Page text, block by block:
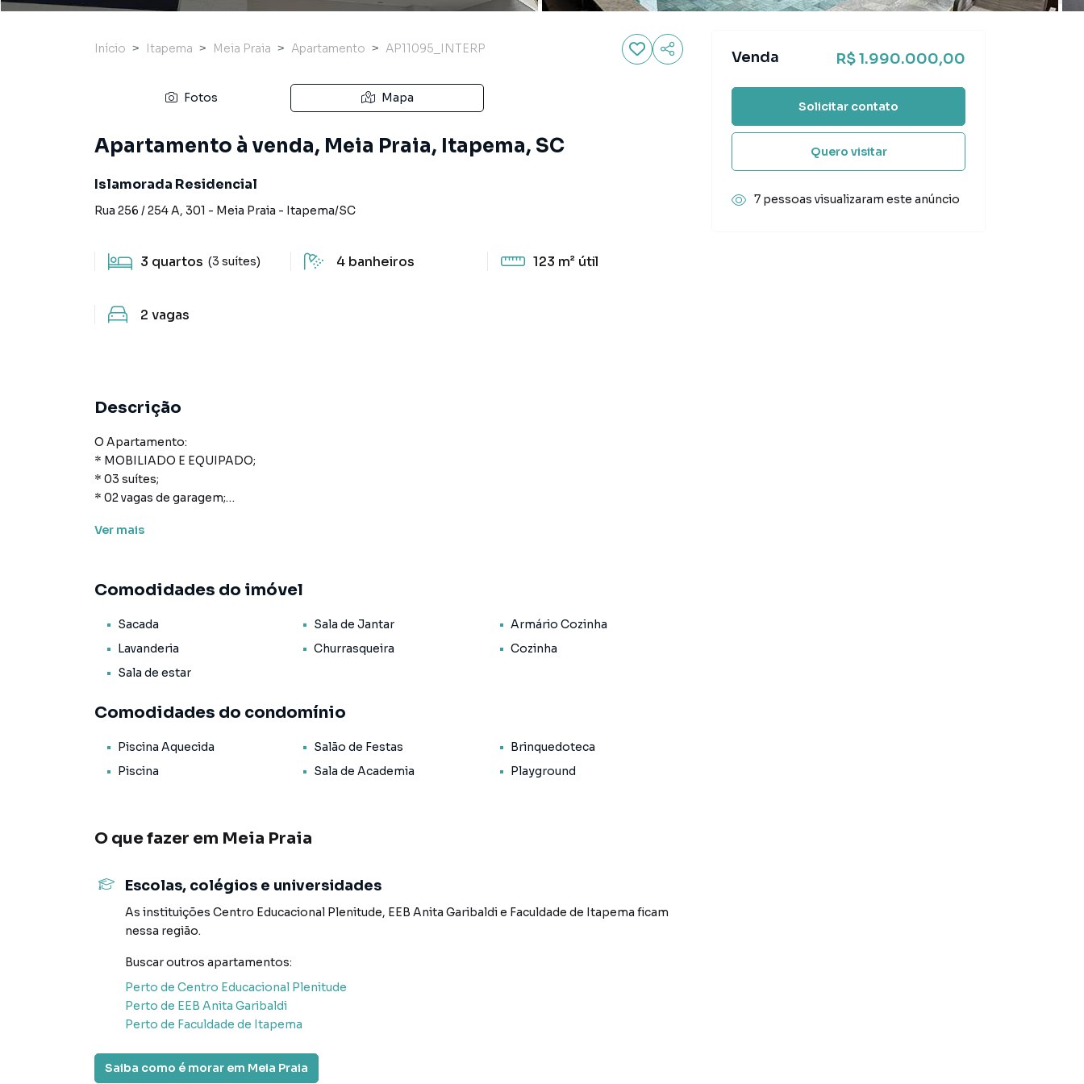
Início Itapema Meia Praia Apartamento AP11095_INTERP
Fotos Mapa
Apartamento à venda, Meia Praia, Itapema, SC
Islamorada Residencial
Rua 256 / 254 A, 301 - Meia Praia - Itapema/SC
3 quartos (3 suítes) 4 banheiros 123 m² útil
2 vagas
Descrição
O Apartamento:
* MOBILIADO E EQUIPADO;
* 03 suítes;
* 02 vagas de garagem;
* 199m² de área total;
* Lavabo;
* Sacada com churrasqueira;
* Acabamento em gesso;
* Ar Condicionado;
O Empreendimento / Área de lazer:
* Piscina térmica;
* Academia;
* Hall de entrada decorado e mobiliado;
* Piscina adulto com borda infinita;
* Brinquedoteca;
* Elevador;
Forma de pagamento:
> Valor total: R$ 1.990.000,00
> Entrada + 04 reforços + saldo parcelado em até 48 vezes mensais
> Para mais informações, consulte um de nossos corretores
AGENDE JÁ SUA VISITA!
Ver mais
Comodidades do imóvel
Sacada Sala de Jantar
Armário Cozinha
Lavanderia
Churrasqueira
Cozinha
Sala de estar
Comodidades do condomínio
Piscina Aquecida Salão de Festas
Brinquedoteca
Piscina
Sala de Academia Playground
O que fazer em Meia Praia
Escolas, colégios e universidades
As instituições Centro Educacional Plenitude, EEB Anita Garibaldie Faculdade de Itapema ficam
nessa região.
Buscar outros apartamentos:
Perto de Centro Educacional Plenitude
Perto de EEB Anita Garibaldi
Perto de Faculdade de Itapema
Saiba como é morar em Meia Praia
Venda R$ 1.990.000,00
Solicitar contato
Quero visitar
7 pessoas visualizaram este anúncio